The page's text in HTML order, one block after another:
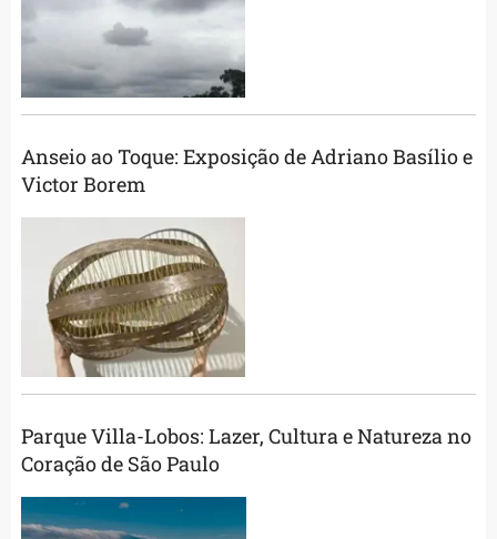
Anseio ao Toque: Exposição de Adriano Basílio e
Victor Borem
Parque Villa-Lobos: Lazer, Cultura e Natureza no
Coração de São Paulo